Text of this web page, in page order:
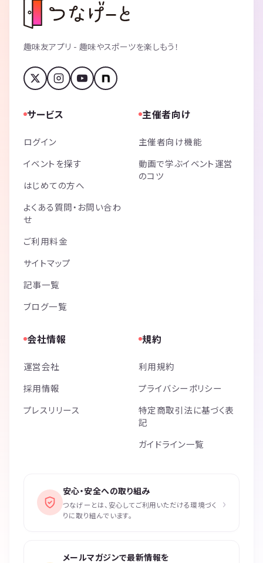
趣味友アプリ - 趣味やスポーツを楽しもう！
サービス
ログイン
イベントを探す
はじめての方へ
よくある質問・お問い合わ
せ
ご利用料金
サイトマップ
記事一覧
ブログ一覧
主催者向け
主催者向け機能
動画で学ぶイベント運営
のコツ
会社情報
運営会社
採用情報
プレスリリース
規約
利用規約
プライバシーポリシー
特定商取引法に基づく表
記
ガイドライン一覧
安心・安全への取り組み
つなげーとは、安心してご利用いただける環境づく
りに取り組んでいます。
›
メールマガジンで最新情報を